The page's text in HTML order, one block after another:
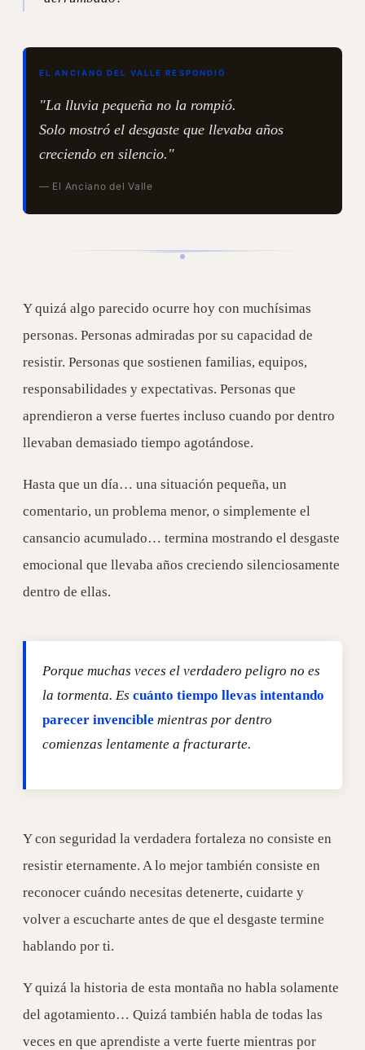
EL ANCIANO DEL VALLE RESPONDIÓ
"La lluvia pequeña no la rompió.
Solo mostró el desgaste que llevaba años
creciendo en silencio."
— El Anciano del Valle
Y quizá algo parecido ocurre hoy con muchísimas
personas. Personas admiradas por su capacidad de
resistir. Personas que sostienen familias, equipos,
responsabilidades y expectativas. Personas que
aprendieron a verse fuertes incluso cuando por dentro
llevaban demasiado tiempo agotándose.
Hasta que un día… una situación pequeña, un
comentario, un problema menor, o simplemente el
cansancio acumulado… termina mostrando el desgaste
emocional que llevaba años creciendo silenciosamente
dentro de ellas.
Porque muchas veces el verdadero peligro no es
la tormenta. Es cuánto tiempo llevas intentando
parecer invencible mientras por dentro
comienzas lentamente a fracturarte.
Y con seguridad la verdadera fortaleza no consiste en
resistir eternamente. A lo mejor también consiste en
reconocer cuándo necesitas detenerte, cuidarte y
volver a escucharte antes de que el desgaste termine
hablando por ti.
Y quizá la historia de esta montaña no habla solamente
del agotamiento… Quizá también habla de todas las
veces en que aprendiste a verte fuerte mientras por